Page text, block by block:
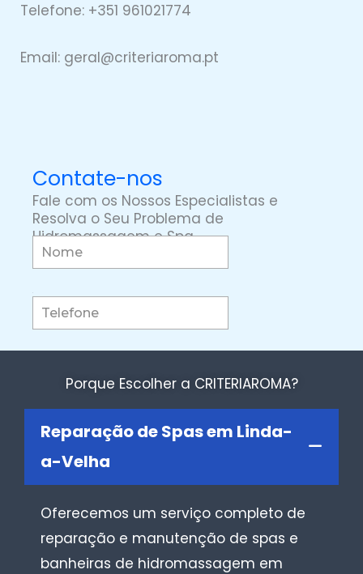
Telefone: +351 961021774
Email: geral@criteriaroma.pt
Contate-nos
Fale com os Nossos Especialistas e
Resolva o Seu Problema de
Hidromassagem e Spa
Porque Escolher a CRITERIAROMA?
Reparação de Spas em Linda-
a-Velha
Oferecemos um serviço completo de
reparação e manutenção de spas e
banheiras de hidromassagem em